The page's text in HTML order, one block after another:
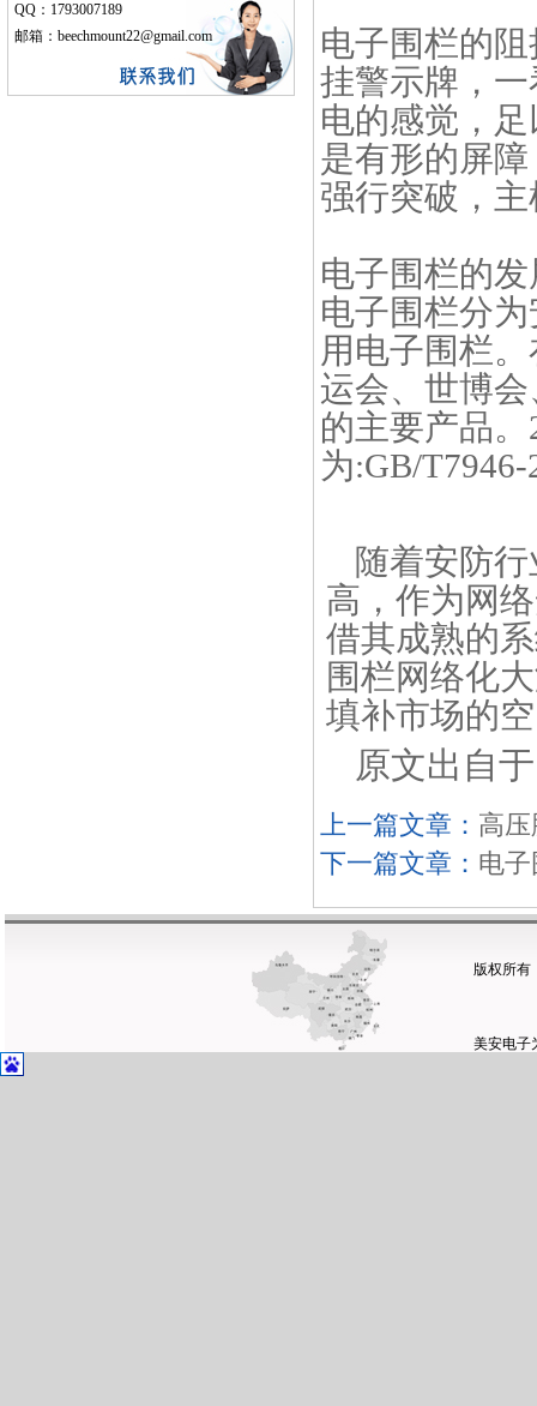
QQ：1793007189
邮箱：beechmount22@gmail.com
电子围栏的
挂警示牌，
电的感觉，
是有形的屏
强行突破，
电子围栏的
电子围栏分
用电子围栏
运会、世博
的主要产品
为:GB/T7946-
随着安防
高，作为网
借其成熟的
围栏网络化
填补市场的
原文出自
上一篇文章： 高
下一篇文章： 电
版权所有
美安电子